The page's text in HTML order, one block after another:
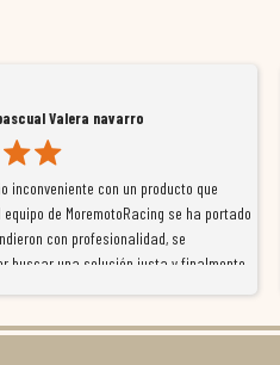
Valera navarro
inconveniente con un producto que
equipo de MoremotoRacing se ha portado
con profesionalidad, se
buscar una solución justa y finalmente
me ofrecieron unas condiciones de